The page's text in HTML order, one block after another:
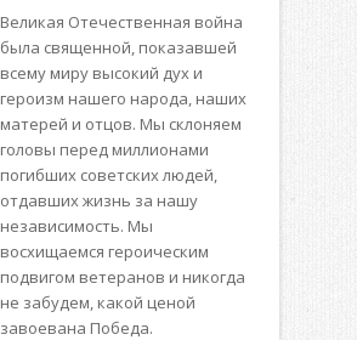
Великая Отечественная война
была священной, показавшей
всему миру высокий дух и
героизм нашего народа, наших
матерей и отцов. Мы склоняем
головы перед миллионами
погибших советских людей,
отдавших жизнь за нашу
независимость. Мы
восхищаемся героическим
подвигом ветеранов и никогда
не забудем, какой ценой
завоевана Победа.